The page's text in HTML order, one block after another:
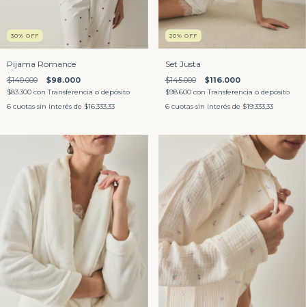
30% OFF
Pijama Romance
$140.000 $98.000
$83.300 con Transferencia o depósito
6 cuotas sin interés de $16.333,33
20% OFF
Set Justa
$145.000 $116.000
$98.600 con Transferencia o depósito
6 cuotas sin interés de $19.333,33